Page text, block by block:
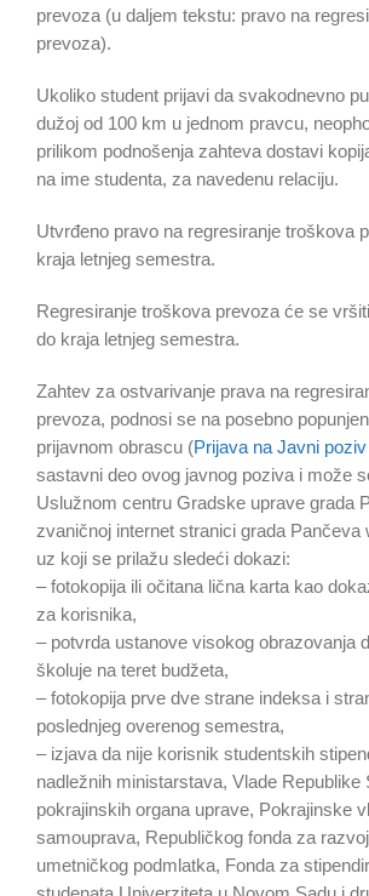
prevoza (u daljem tekstu: pravo na
prevoza).
Ukoliko student prijavi da svakodnevno
dužoj od 100 km u jednom pravcu,
prilikom podnošenja zahteva dostavi
na ime studenta, za navedenu relaciju.
Utvrđeno pravo na regresiranje troškova
kraja letnjeg semestra.
Regresiranje troškova prevoza će se
do kraja letnjeg semestra.
Zahtev za ostvarivanje prava na
prevoza, podnosi se na posebno
prijavnom obrascu (Prijava na Javni
sastavni deo ovog javnog poziva i može
Uslužnom centru Gradske uprave grada
zvaničnoj internet stranici grada Pančeva
uz koji se prilažu sledeći dokazi:
– fotokopija ili očitana lična karta kao
za korisnika,
– potvrda ustanove visokog obrazovanja
školuje na teret budžeta,
– fotokopija prve dve strane indeksa i
poslednjeg overenog semestra,
– izjava da nije korisnik studentskih
nadležnih ministarstava, Vlade Republike
pokrajinskih organa uprave, Pokrajinske
samouprava, Republičkog fonda za
umetničkog podmlatka, Fonda za